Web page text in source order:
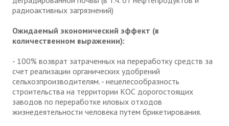
радиоактивных загрязнений)
Ожидаемый экономический эффект (в
количественном выражении):
- 100% возврат затраченных на переработку средств за
счет реализации органических удобрений
сельхозпроизводителям. - нецелесообразность
строительства на территории КОС дорогостоящих
заводов по переработке иловых отходов
жизнедеятельности человека путем брикетирования.